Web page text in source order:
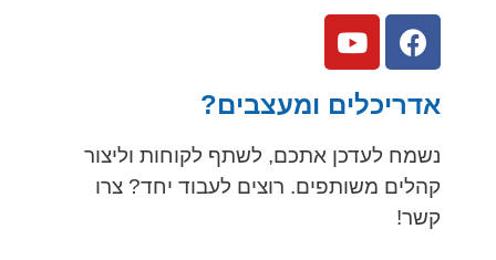
אדריכלים ומעצבים?
נשמח לעדכן אתכם, לשתף לקוחות וליצור
קהלים משותפים. רוצים לעבוד יחד? צרו
קשר!